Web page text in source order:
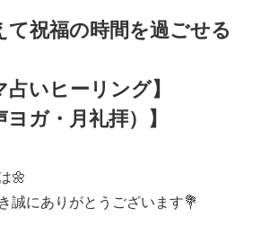
て祝福の時間を過ごせる
占いヒーリング】
ヨガ・月礼拝）】
🌼
誠にありがとうございます💐